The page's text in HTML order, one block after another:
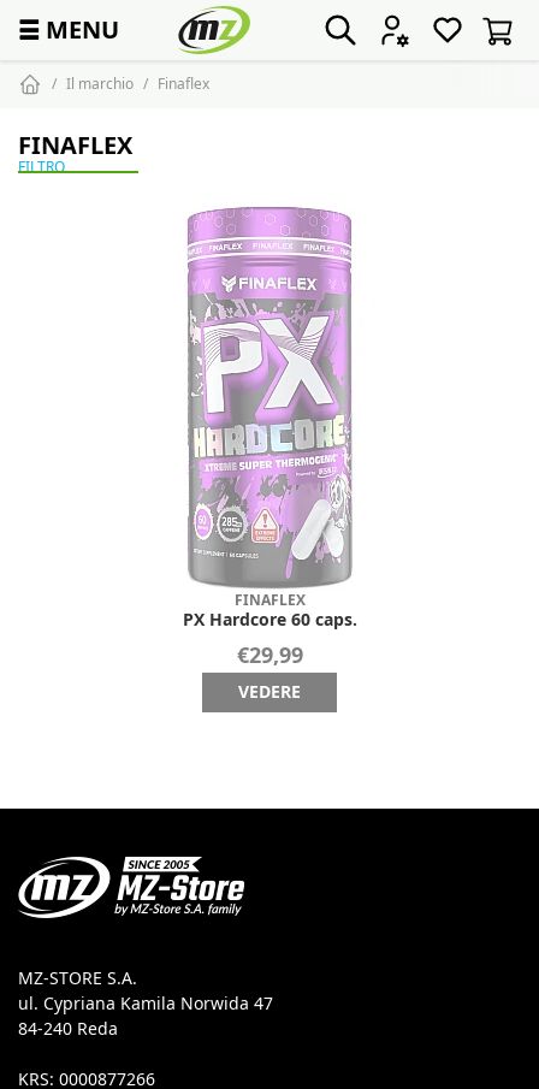
☰ MENU
Il marchio Finaflex
FINAFLEX
FILTRO
FINAFLEX
PX Hardcore 60 caps.
€29,99
VEDERE
MZ-STORE S.A.
ul. Cypriana Kamila Norwida 47
84-240 Reda
KRS: 0000877266